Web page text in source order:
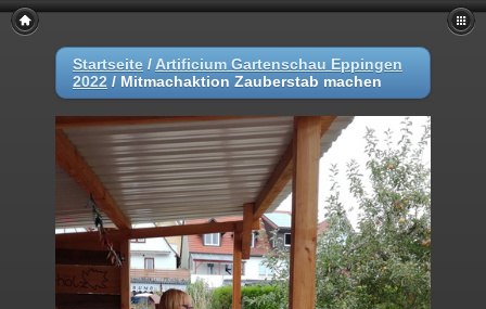
Startseite / Artificium Gartenschau Eppingen
2022 / Mitmachaktion Zauberstab machen